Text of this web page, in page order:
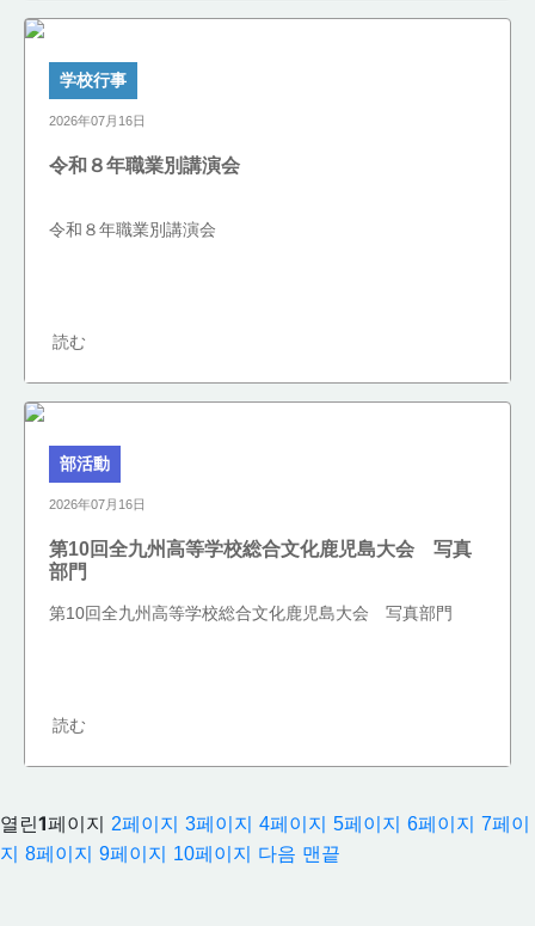
学校行事
2026年07月16日
令和８年職業別講演会
令和８年職業別講演会
読む
部活動
2026年07月16日
第10回全九州高等学校総合文化鹿児島大会 写真
部門
第10回全九州高等学校総合文化鹿児島大会 写真部門
読む
열린1페이지 2페이지 3페이지 4페이지 5페이지 6페이지 7페이
지
8페이지 9페이지 10페이지 다음 맨끝